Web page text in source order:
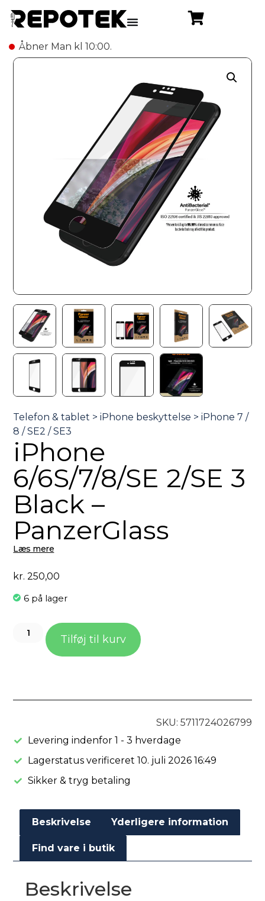
Åbner Man kl 10:00.
iPhone
6/6S/7/8/SE 2/SE 3
Black –
PanzerGlass
Læs mere
kr. 250,00
6 på lager
Tilføj til kurv
SKU: 5711724026799
Levering indenfor 1 - 3 hverdage
Lagerstatus verificeret 10. juli 2026 16:49
Sikker & tryg betaling
Beskrivelse Yderligere information
Find vare i butik
Beskrivelse